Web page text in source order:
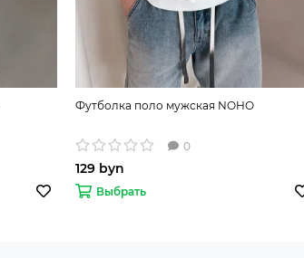
Футболка поло мужская NOHO
0
129 byn
Выбрать